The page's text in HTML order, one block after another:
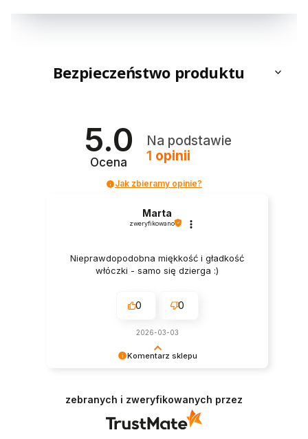
Bezpieczeństwo produktu
5.0
Ocena
Na podstawie
1 opinii
Jak zbieramy opinie?
Komentarz sklepu
Doceniamy czas i wysiłek włożony w podzielenie
się z nami Twoimi doświadczeniami. Do
Marta
zweryfikowano
Nieprawdopodobna miękkość i gładkość
włóczki - samo się dzierga :)
0 0
2026-03-03
zebranych i zweryfikowanych przez